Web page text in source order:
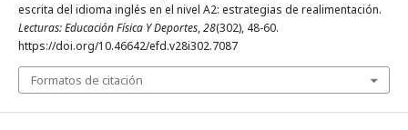
escrita del idioma inglés en el nivel A2: estrategias de realimentación.
Lecturas: Educación Física Y Deportes,28(302), 48-60.
https://doi.org/10.46642/efd.v28i302.7087
Formatos de citación